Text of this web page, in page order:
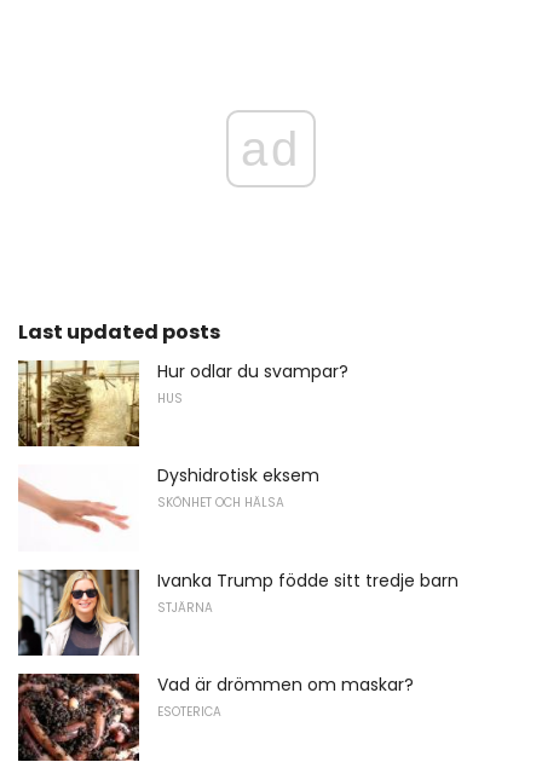
ad
Last updated posts
Hur odlar du svampar?
HUS
Dyshidrotisk eksem
SKÖNHET OCH HÄLSA
Ivanka Trump födde sitt tredje barn
STJÄRNA
Vad är drömmen om maskar?
ESOTERICA